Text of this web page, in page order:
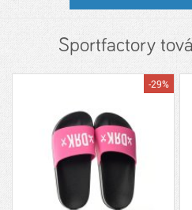
Sportfactory
-29%